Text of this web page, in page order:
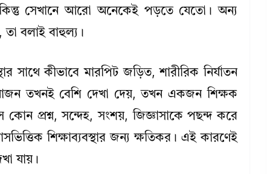
কিন্তু সেখানে আরো অনেকেই পড়তে যেতো। অন্য
তা বলাই বাহুল্য।
সাথে কীভাবে মারপিট জড়িত, শারীরিক নির্যাতন
তখনই বেশি দেখা দেয়, তখন একজন শিক্ষক
কোন প্রশ্ন, সন্দেহ, সংশয়, জিজ্ঞাসাকে পছন্দ করে
শিক্ষাব্যবস্থার জন্য ক্ষতিকর। এই কারণেই
যায়।